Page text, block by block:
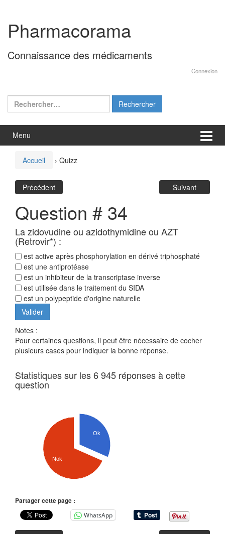
contenu
menu
principal
Pharmacorama
Connaissance des médicaments
Connexion
Rechercher :
Menu
Accueil › Quizz
Précédent Suivant
Question # 34
La zidovudine ou azidothymidine ou AZT
(Retrovir*) :
est active après phosphorylation en dérivé triphosphaté
est une antiprotéase
est un inhibiteur de la transcriptase inverse
est utilisée dans le traitement du SIDA
est un polypeptide d'origine naturelle
Notes :
Pour certaines questions, il peut être nécessaire de cocher
plusieurs cases pour indiquer la bonne réponse.
Statistiques sur les 6 945 réponses à cette
question
Ok
Nok
Partager cette page :
WhatsApp